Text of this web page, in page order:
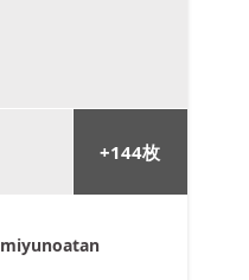
+144枚
miyunoatan